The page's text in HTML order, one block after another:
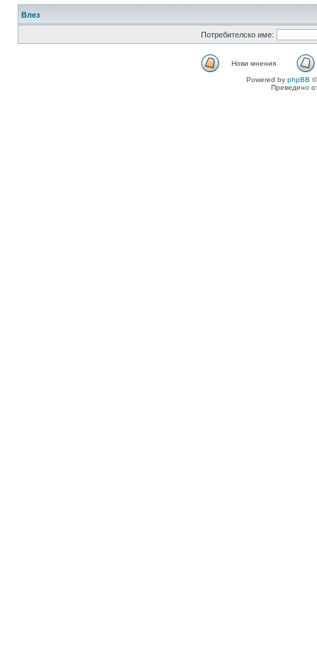
Влез
Потребителско име:
Нови мнения
Powered by phpBB
Преведено